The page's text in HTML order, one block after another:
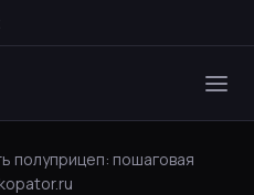
полуприцеп: пошаговая